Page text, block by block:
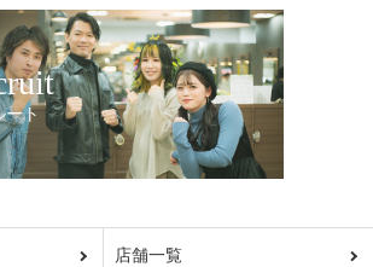
ート
店舗一覧